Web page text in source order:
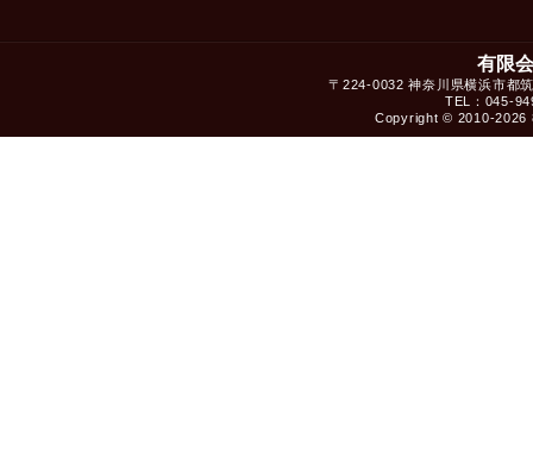
有限
〒224-0032 神奈川県横浜市都
TEL：045-
Copyright © 2010-2026